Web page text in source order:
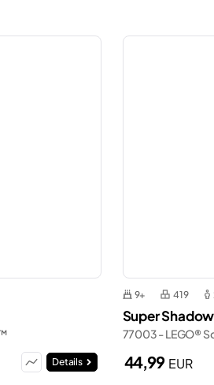
Details
9+ 419
Super
77003 - LEGO®
44,99 EUR